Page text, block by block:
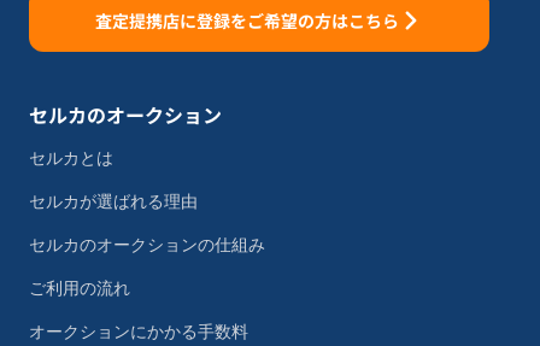
査定提携店に登録をご希望の方はこちら
セルカのオークション
セルカとは
セルカが選ばれる理由
セルカのオークションの仕組み
ご利用の流れ
オークションにかかる手数料